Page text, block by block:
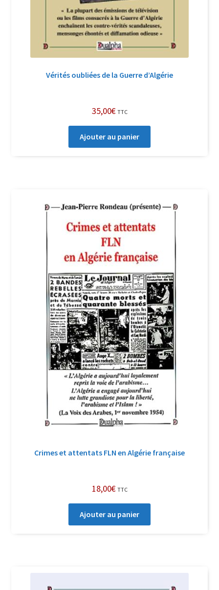
Vérités oubliées de la Guerre d’Algérie
35,00€ TTC
Ajouter au panier
Crimes et attentats FLN en Algérie française
18,00€ TTC
Ajouter au panier